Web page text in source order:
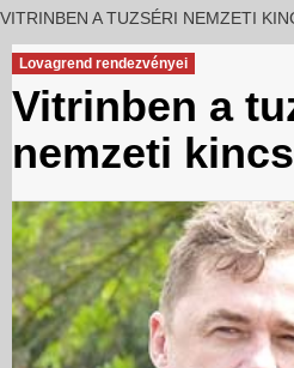
VITRINBEN A TUZSÉRI NEMZETI
Lovagrend rendezvényei
Vitrinben a
nemzeti kincs